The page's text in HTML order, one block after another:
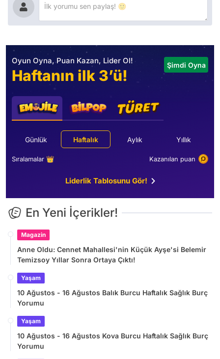
Oyun Oyna, Puan Kazan, Lider Ol!
Haftanın ilk 3’ü!
Şimdi Oyna
Günlük Haftalık Aylık Yıllık
Sıralamalar 👑 Kazanılan puan
Liderlik Tablosunu Gör!
En Yeni İçerikler!
Magazin
Anne Oldu: Cennet Mahallesi'nin Küçük Ayşe'si Belemir
Temizsoy Yıllar Sonra Ortaya Çıktı!
Yaşam
10 Ağustos - 16 Ağustos Balık Burcu Haftalık Sağlık Burç
Yorumu
Yaşam
10 Ağustos - 16 Ağustos Kova Burcu Haftalık Sağlık Burç
Yorumu